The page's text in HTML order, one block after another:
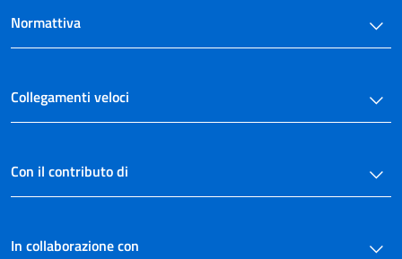
Normattiva
Collegamenti veloci
Con il contributo di
In collaborazione con